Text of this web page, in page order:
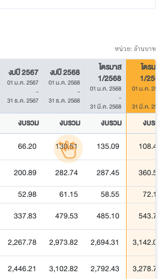
หน่วย: ล้านบาท
งบปี 2567
01 ม.ค. 2567
-
31 ธ.ค. 2567
งบปี 2568
01 ม.ค. 2568
-
31 ธ.ค. 2568
ไตรมาส
1/2568
01 ม.ค. 2568
-
31 มี.ค. 2568
ไตรมา
1/
01 ม.ค.
31 มี.ค.
งบรวม งบรวม งบรวม งบรว
66.20 130.51 135.09 108.47
200.89 282.74 287.45 360.56
52.98 61.15 58.55 72.17
337.83 479.53 485.10 543.70
2,267.78 2,973.82 2,694.31 3,142.04
2,446.21 3,102.82 2,792.43 3,278.71